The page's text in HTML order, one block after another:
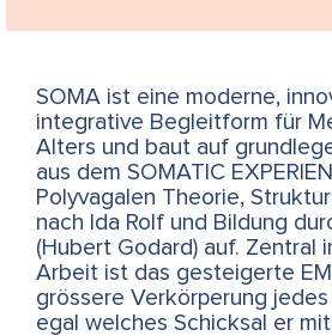
SOMA ist eine moderne,
integrative Begleitform für
Alters und baut auf
aus dem SOMATIC
Polyvagalen Theorie,
nach Ida Rolf und Bildung
(Hubert Godard) auf. Zentral
Arbeit ist das gesteigerte
grössere Verkörperung
egal welches Schicksal er